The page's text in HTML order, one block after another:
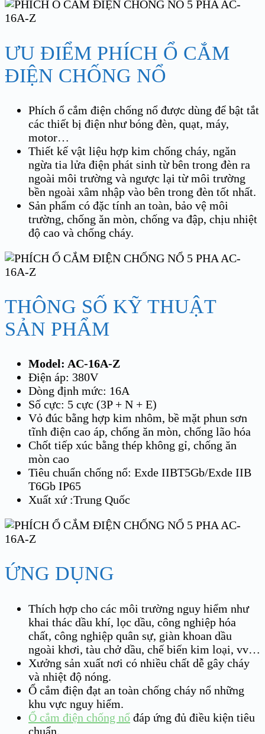
ƯU ĐIỂM PHÍCH Ổ CẮM
ĐIỆN CHỐNG NỔ
Phích ổ cắm điện chống nổ được dùng để bật tắt
các thiết bị điện như bóng đèn, quạt, máy,
motor…
Thiết kế vật liệu hợp kim chống cháy, ngăn
ngừa tia lửa điện phát sinh từ bên trong đèn ra
ngoài môi trường và ngược lại từ môi trường
bền ngoài xâm nhập vào bên trong đèn tốt nhất.
Sản phẩm có đặc tính an toàn, bảo vệ môi
trường, chống ăn mòn, chống va đập, chịu nhiệt
độ cao và chống cháy.
THÔNG SỐ KỸ THUẬT
SẢN PHẨM
Model: AC-16A-Z
Điện áp: 380V
Dòng định mức: 16A
Số cực: 5 cực (3P + N + E)
Vỏ đúc bằng hợp kim nhôm, bề mặt phun sơn
tĩnh điện cao áp, chống ăn mòn, chống lão hóa
Chốt tiếp xúc bằng thép không gỉ, chống ăn
mòn cao
Tiêu chuẩn chống nổ: Exde IIBT5Gb/Exde IIB
T6Gb IP65
Xuất xứ :Trung Quốc
ỨNG DỤNG
Thích hợp cho các môi trường nguy hiểm như
khai thác dầu khí, lọc dầu, công nghiệp hóa
chất, công nghiệp quân sự, giàn khoan dầu
ngoài khơi, tàu chở dầu, chế biến kim loại, vv…
Xưởng sản xuất nơi có nhiều chất dễ gây cháy
và nhiệt độ nóng.
Ổ cắm điện đạt an toàn chống cháy nổ những
khu vực nguy hiểm.
Ổ cắm điện chống nổ đáp ứng đủ điều kiện tiêu
chuẩn.